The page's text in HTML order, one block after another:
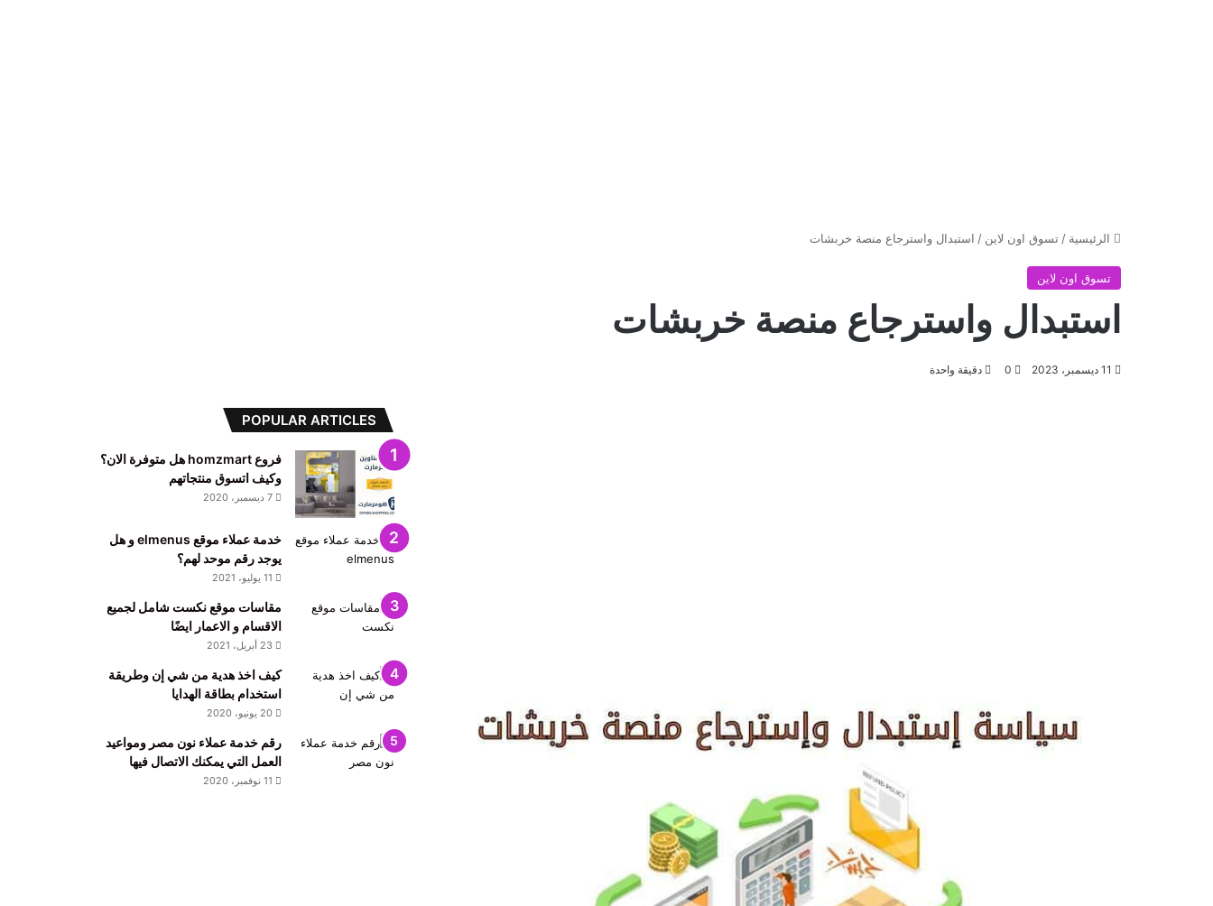
الرئيسية / تسوق اون لاين / استبدال واسترجاع منصة خربشات
تسوق اون لاين
استبدال واسترجاع منصة خربشات
11 ديسمبر، 2023 0 دقيقة واحدة
POPULAR ARTICLES
فروع homzmart هل متوفرة الان؟
وكيف اتسوق منتجاتهم
7 ديسمبر، 2020
خدمة عملاء موقع elmenus و هل
يوجد رقم موحد لهم؟
11 يوليو، 2021
مقاسات موقع نكست شامل لجميع
الاقسام و الاعمار ايضًا
23 أبريل، 2021
كيف اخذ هدية من شي إن وطريقة
استخدام بطاقة الهدايا
20 يونيو، 2020
رقم خدمة عملاء نون مصر ومواعيد
العمل التي يمكنك الاتصال فيها
11 نوفمبر، 2020